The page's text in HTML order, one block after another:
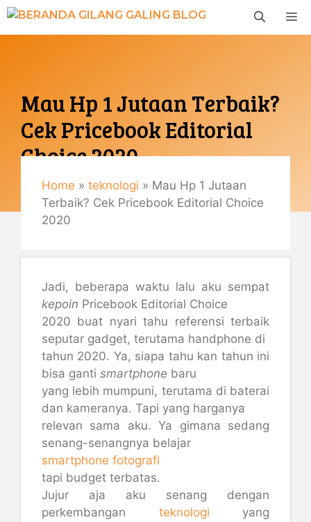
Langsung
Mau Hp 1 Jutaan Terbaik?
Cek Pricebook Editorial
Choice 2020
Februari 11, 2021
Gemaulani
Home » teknologi » Mau Hp 1 Jutaan
Terbaik? Cek Pricebook Editorial Choice
2020
Jadi, beberapa waktu lalu aku sempat
kepoin Pricebook Editorial Choice
2020 buat nyari tahu referensi terbaik
seputar gadget, terutama handphone di
tahun 2020. Ya, siapa tahu kan tahun ini
bisa ganti smartphone baru
yang lebih mumpuni, terutama di baterai
dan kameranya. Tapi yang harganya
relevan sama aku. Ya gimana sedang
senang-senangnya belajar
smartphone fotografi
tapi budget terbatas.
Jujur aja aku senang dengan
perkembangan teknologi yang